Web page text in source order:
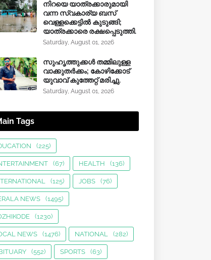
നിറയെ യാത്രക്കാരുമായി
വന്ന സ്വകാര്യ ബസ്
വെള്ളക്കെട്ടിൽ കുടുങ്ങി;
യാത്രക്കാരെ രക്ഷപ്പെടുത്തി.
Saturday, August 01, 2026
സുഹൃത്തുക്കൾ തമ്മിലുള്ള
വാക്കുതർക്കം; കോഴിക്കോട്
യുവാവ് കുത്തേറ്റ് മരിച്ചു.
Saturday, August 01, 2026
Tags
(225)
(67) HEALTH (136)
(125) JOBS (76)
NEWS (1495)
(1230)
NEWS (1476) NATIONAL (282)
(552) SPORTS (63)